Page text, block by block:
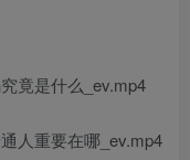
竟是什么_ev.mp4
人重要在哪_ev.mp4